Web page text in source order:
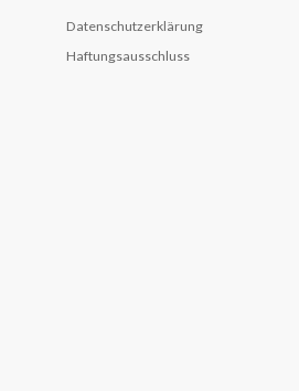
Datenschutzerklärung
Haftungsausschluss